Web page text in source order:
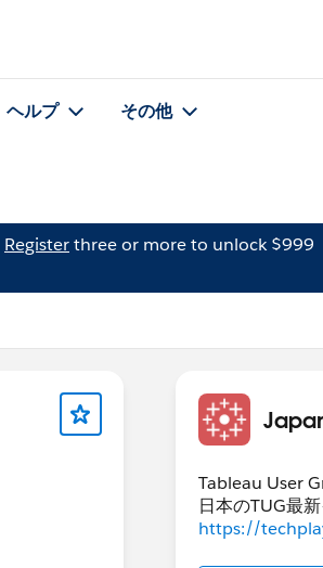
ヘルプ その他
Registerthree or more to unlock $999
Tableau User
日本のTUG最
https://